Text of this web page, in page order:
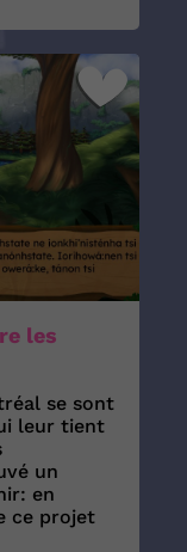
les
se sont
leur tient
un
en
ce projet